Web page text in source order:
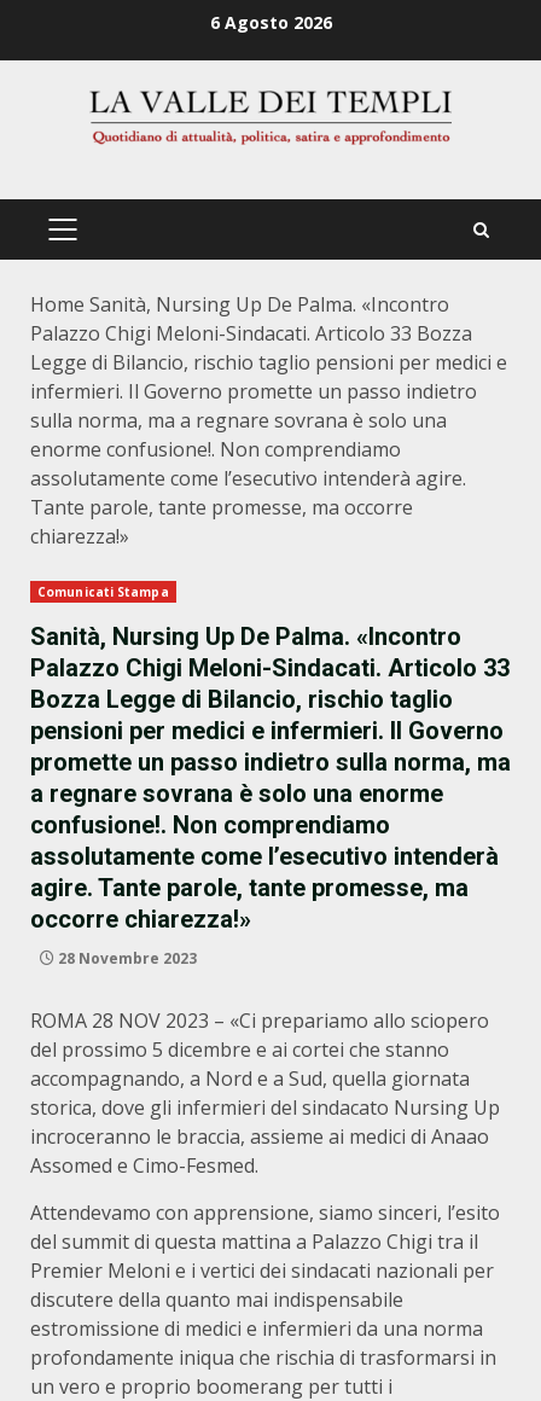
6 Agosto 2026
PRIMÄRES
Home Sanità, Nursing Up De Palma. «Incontro
Palazzo Chigi Meloni-Sindacati. Articolo 33 Bozza
Legge di Bilancio, rischio taglio pensioni per medici e
infermieri. Il Governo promette un passo indietro
sulla norma, ma a regnare sovrana è solo una
enorme confusione!. Non comprendiamo
assolutamente come l’esecutivo intenderà agire.
Tante parole, tante promesse, ma occorre
chiarezza!»
Comunicati Stampa
Sanità, Nursing Up De Palma. «Incontro
Palazzo Chigi Meloni-Sindacati. Articolo 33
Bozza Legge di Bilancio, rischio taglio
pensioni per medici e infermieri. Il Governo
promette un passo indietro sulla norma, ma
a regnare sovrana è solo una enorme
confusione!. Non comprendiamo
assolutamente come l’esecutivo intenderà
agire. Tante parole, tante promesse, ma
occorre chiarezza!»
28 Novembre 2023
ROMA 28 NOV 2023 – «Ci prepariamo allo sciopero
del prossimo 5 dicembre e ai cortei che stanno
accompagnando, a Nord e a Sud, quella giornata
storica, dove gli infermieri del sindacato Nursing Up
incroceranno le braccia, assieme ai medici di Anaao
Assomed e Cimo-Fesmed.
Attendevamo con apprensione, siamo sinceri, l’esito
del summit di questa mattina a Palazzo Chigi tra il
Premier Meloni e i vertici dei sindacati nazionali per
discutere della quanto mai indispensabile
estromissione di medici e infermieri da una norma
profondamente iniqua che rischia di trasformarsi in
un vero e proprio boomerang per tutti i